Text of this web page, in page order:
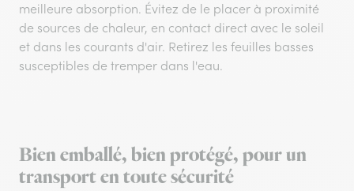
meilleure absorption. Évitez de le placer à proximité
de sources de chaleur, en contact direct avec le soleil
et dans les courants d'air. Retirez les feuilles basses
susceptibles de tremper dans l'eau.
Bien emballé, bien protégé, pour un
transport en toute sécurité